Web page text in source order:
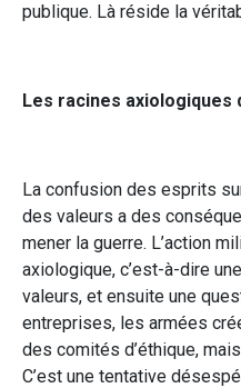
publique. Là réside la
Les racines
La confusion des esprits
des valeurs a des
mener la guerre. L’action
axiologique, c’est-à-dire
valeurs, et ensuite une
entreprises, les armées
des comités d’éthique,
C’est une tentative